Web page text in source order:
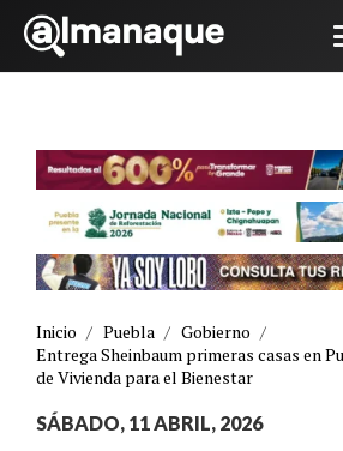
Inicio / Puebla / Gobierno /
Entrega Sheinbaum primeras casas en
de Vivienda para el Bienestar
SÁBADO, 11 ABRIL, 2026